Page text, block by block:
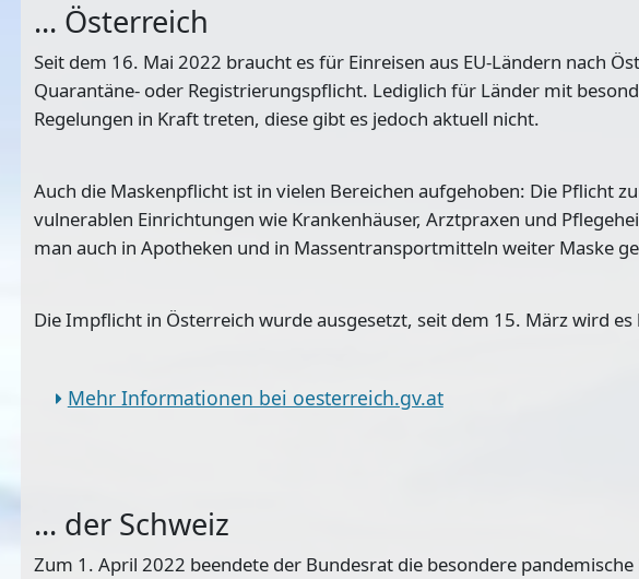
... Österreich
Seit dem 16. Mai 2022 braucht es für Einreisen aus EU-Ländern nach
Quarantäne- oder Registrierungspflicht. Lediglich für Länder mit
Regelungen in Kraft treten, diese gibt es jedoch aktuell nicht.
Auch die Maskenpflicht ist in vielen Bereichen aufgehoben: Die Pflicht
vulnerablen Einrichtungen wie Krankenhäuser, Arztpraxen und
man auch in Apotheken und in Massentransportmitteln weiter Maske
Die Impflicht in Österreich wurde ausgesetzt, seit dem 15. März wird
Mehr Informationen bei oesterreich.gv.at
... der Schweiz
Zum 1. April 2022 beendete der Bundesrat die besondere